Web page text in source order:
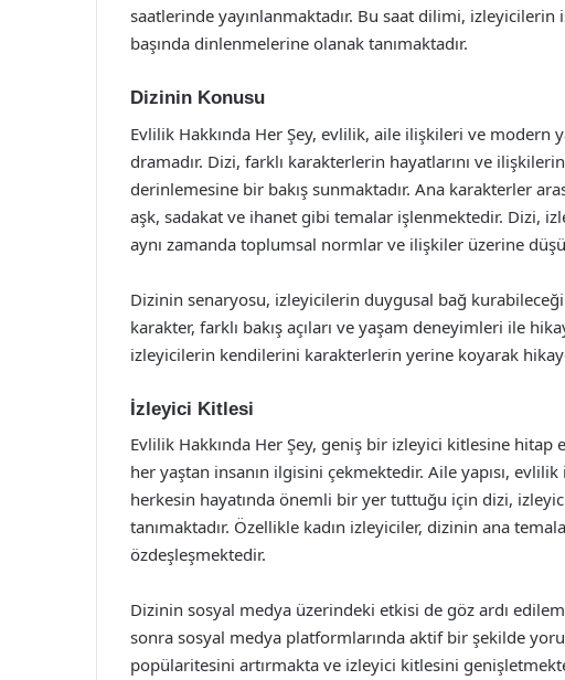
saatlerinde yayınlanmaktadır. Bu saat dilimi, izleyicilerin
başında dinlenmelerine olanak tanımaktadır.
Dizinin Konusu
Evlilik Hakkında Her Şey, evlilik, aile ilişkileri ve modern
dramadır. Dizi, farklı karakterlerin hayatlarını ve
derinlemesine bir bakış sunmaktadır. Ana karakterler
aşk, sadakat ve ihanet gibi temalar işlenmektedir. Dizi,
aynı zamanda toplumsal normlar ve ilişkiler üzerine
Dizinin senaryosu, izleyicilerin duygusal bağ
karakter, farklı bakış açıları ve yaşam deneyimleri ile
izleyicilerin kendilerini karakterlerin yerine koyarak
İzleyici Kitlesi
Evlilik Hakkında Her Şey, geniş bir izleyici kitlesine
her yaştan insanın ilgisini çekmektedir. Aile yapısı,
herkesin hayatında önemli bir yer tuttuğu için dizi,
tanımaktadır. Özellikle kadın izleyiciler, dizinin ana
özdeşleşmektedir.
Dizinin sosyal medya üzerindeki etkisi de göz ardı
sonra sosyal medya platformlarında aktif bir şekilde
popülaritesini artırmakta ve izleyici kitlesini